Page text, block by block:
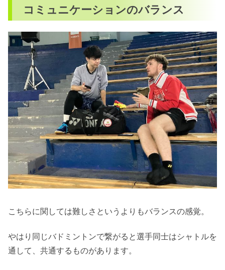
コミュニケーションのバランス
こちらに関しては難しさというよりもバランスの感覚。
やはり同じバドミントンで繋がると選手同士はシャトルを
通して、共通するものがあります。